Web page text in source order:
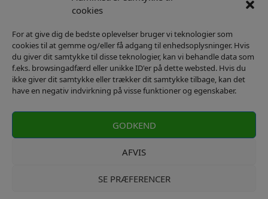
cookies
For at give dig de bedste oplevelser bruger vi teknologier som
cookies til at gemme og/eller få adgang til enhedsoplysninger. Hvis
du giver dit samtykke til disse teknologier, kan vi behandle data som
f.eks. browsingadfærd eller unikke ID'er på dette websted. Hvis du
ikke giver dit samtykke eller trækker dit samtykke tilbage, kan det
have en negativ indvirkning på visse funktioner og egenskaber.
GODKEND
AFVIS
SE PRÆFERENCER
Kontakt